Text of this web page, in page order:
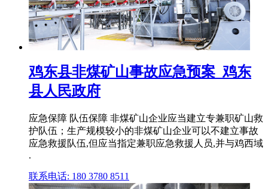
鸡东县非煤矿山事故应急预案_鸡东
县人民政府
应急保障 队伍保障 非煤矿山企业应当建立专兼职矿山救
护队伍；生产规模较小的非煤矿山企业可以不建立事故
应急救援队伍,但应当指定兼职应急救援人员,并与鸡西域
.
联系电话: 180 3780 8511